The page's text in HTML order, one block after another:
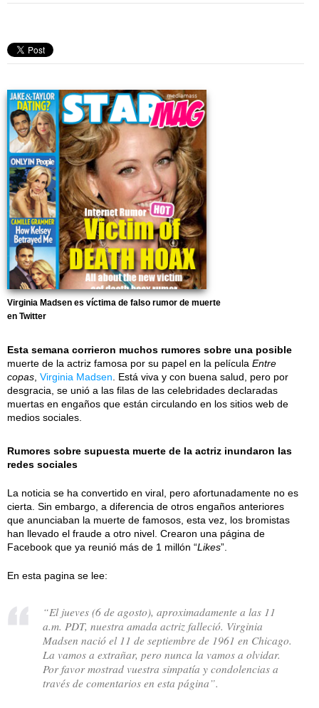
Virginia Madsen es víctima de falso rumor de muerte
en Twitter
Esta semana corrieron muchos rumores sobre una posible
muerte de la actriz famosa por su papel en la película Entre
copas Virginia Madsen . Está viva y con buena salud, pero por
desgracia, se unió a las filas de las celebridades declaradas
muertas en engaños que están circulando en los sitios web de
medios sociales.
Rumores sobre supuesta muerte de la actriz inundaron las
redes sociales
La noticia se ha convertido en viral, pero afortunadamente no es
cierta. Sin embargo, a diferencia de otros engaños anteriores
que anunciaban la muerte de famosos, esta vez, los bromistas
han llevado el fraude a otro nivel. Crearon una página de
Facebook que ya reunió más de 1 millón “Likes”.
En esta pagina se lee:
“El jueves (6 de agosto), aproximadamente a las 11
a.m. PDT, nuestra amada actriz falleció. Virginia
Madsen nació el 11 de septiembre de 1961 en Chicago.
La vamos a extrañar, pero nunca la vamos a olvidar.
Por favor mostrad vuestra simpatía y condolencias a
través de comentarios en esta página”.